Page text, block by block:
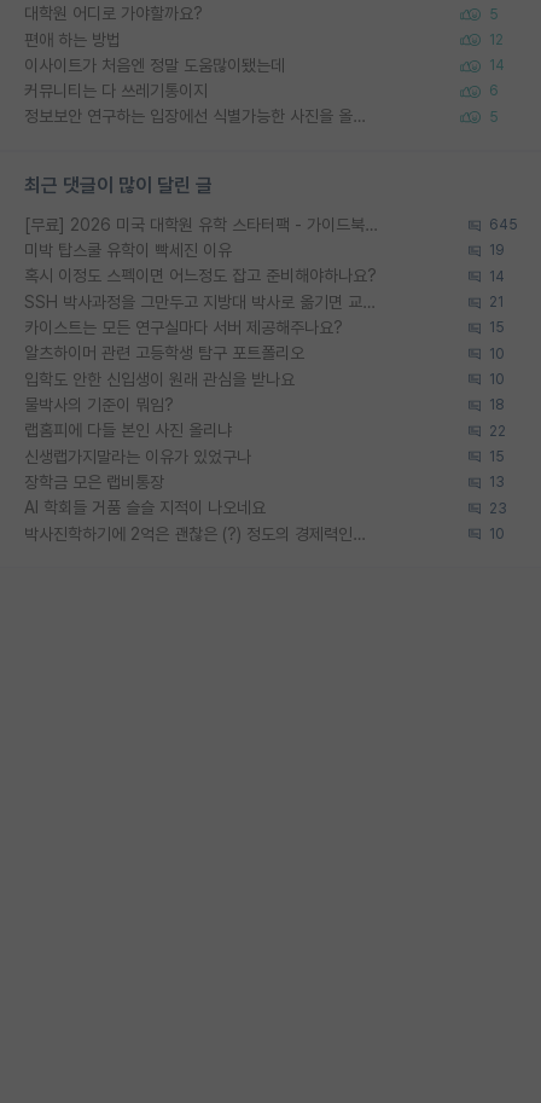
대학원 어디로 가야할까요? 5
편애 하는 방법 12
이사이트가 처음엔 정말 도움많이됐는데 14
커뮤니티는 다 쓰레기통이지 6
정보보안 연구하는 입장에선 식별가능한 사진을 올리는건 비추이긴함 5
최근 댓글이 많이 달린 글
[무료] 2026 미국 대학원 유학 스타터팩 - 가이드북 & 합격자 컨택메일 템플릿 645
미박 탑스쿨 유학이 빡세진 이유 19
혹시 이정도 스펙이면 어느정도 잡고 준비해야하나요? 14
SSH 박사과정을 그만두고 지방대 박사로 옮기면 교수의 꿈은 끝일까요? 21
카이스트는 모든 연구실마다 서버 제공해주나요? 15
알츠하이머 관련 고등학생 탐구 포트폴리오 10
입학도 안한 신입생이 원래 관심을 받나요 10
물박사의 기준이 뭐임? 18
랩홈피에 다들 본인 사진 올리냐 22
신생랩가지말라는 이유가 있었구나 15
장학금 모은 랩비통장 13
AI 학회들 거품 슬슬 지적이 나오네요 23
박사진학하기에 2억은 괜찮은 (?) 정도의 경제력인가요 10